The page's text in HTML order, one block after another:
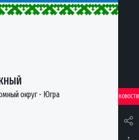
округ - Югра НОВОСТИ